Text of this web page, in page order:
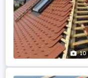
10